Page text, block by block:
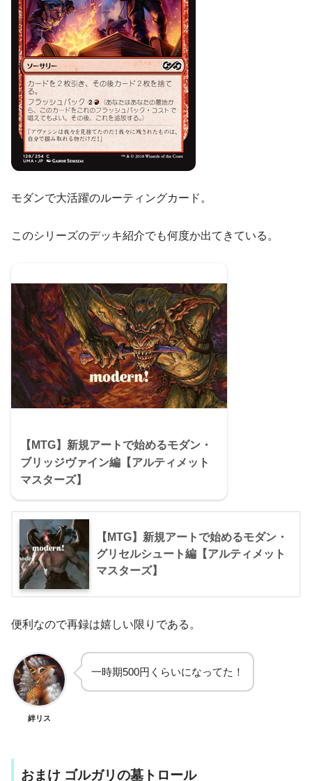
モダンで大活躍のルーティングカード。
このシリーズのデッキ紹介でも何度か出てきている。
【MTG】新規アートで始めるモダン・
ブリッジヴァイン編【アルティメット
マスターズ】
【MTG】新規アートで始めるモダン・
グリセルシュート編【アルティメット
マスターズ】
便利なので再録は嬉しい限りである。
絆リス
一時期500円くらいになってた！
おまけ ゴルガリの墓トロール